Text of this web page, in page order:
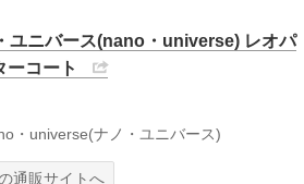
ニバース(nano・universe) レオパ
ーコート
・universe(ナノ・ユニバース)
通販サイトへ